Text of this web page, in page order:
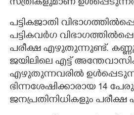
CARTOONS
LITERATURE
ZOOM
CONTACT US
സ്ത്രീകളുമാണ്
പട്ടികജാതി
പട്ടികവർഗ
പരീക്ഷ എഴുതുന്നുണ്ട്.
ജയിലിലെ എട്ട്
എഴുതുന്നവരിൽ
ഭിന്നശേഷിക്കാരായ 14
ജനപ്രതിനിധികളും